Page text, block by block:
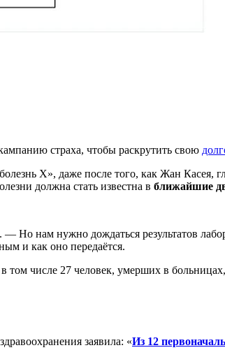
страха, чтобы раскрутить свою
Х», даже после того, как Жан Касея,
должна стать известна в ближайшие
— Но нам нужно дождаться результатов
и как оно передаётся.
числе 27 человек, умерших в
заявила: «Из 12